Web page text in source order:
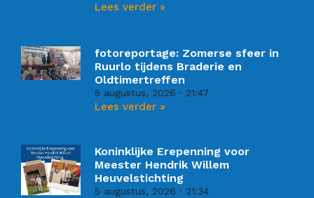
Lees verder »
fotoreportage: Zomerse sfeer in
Ruurlo tijdens Braderie en
Oldtimertreffen
5 augustus, 2026 21:47
Lees verder »
Koninklijke Erepenning voor
Meester Hendrik Willem
Heuvelstichting
5 augustus, 2026 21:34